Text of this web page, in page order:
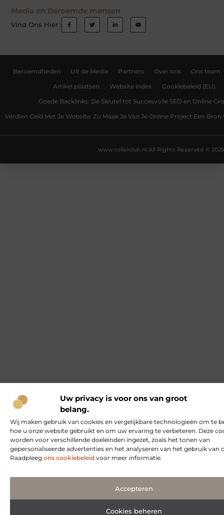
Uw privacy is voor ons van groot
belang.
Wij maken gebruik van cookies en vergelijkbare technologieën om te
hoe u onze website gebruikt en om uw ervaring te verbeteren. Deze
worden voor verschillende doeleinden ingezet, zoals het tonen van
gepersonaliseerde advertenties en het analyseren van het gebruik van
Raadpleeg ons cookiebeleid voor meer informatie.
Accepteren
Cookies beheren
Media en Beroemde mensen
Vind Ons Hier :
Beroemdheden Uit de Media Partners Over ons Ons team
Artikel plaatsen Website index Cookiebeleid (EU)
Goede Backlinks: De Sleutel tot Succesvolle SEO en Online
Verdien Geld Met Je Website: Zo Maak Je Van Je Online Project Een
All Rights Reserved © 2025
www.rolleiclub.nl.